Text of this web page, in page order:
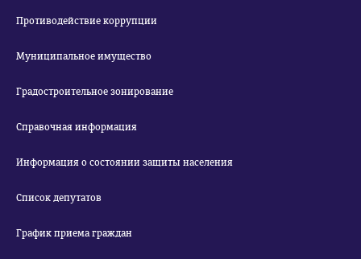
Противодействие коррупции
Муниципальное имущество
Градостроительное зонирование
Справочная информация
Информация о состоянии защиты населения
Список депутатов
График приема граждан